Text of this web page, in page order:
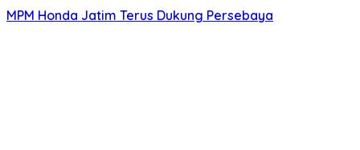
MPM Honda Jatim Terus Dukung Persebaya